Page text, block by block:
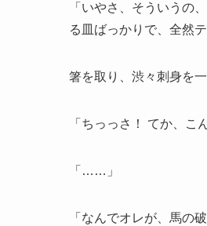
「いやさ、そういうの
る皿ばっかりで、全然
箸を取り、渋々刺身を一
「ちっっさ！ てか、こ
「……」
「なんでオレが、馬の